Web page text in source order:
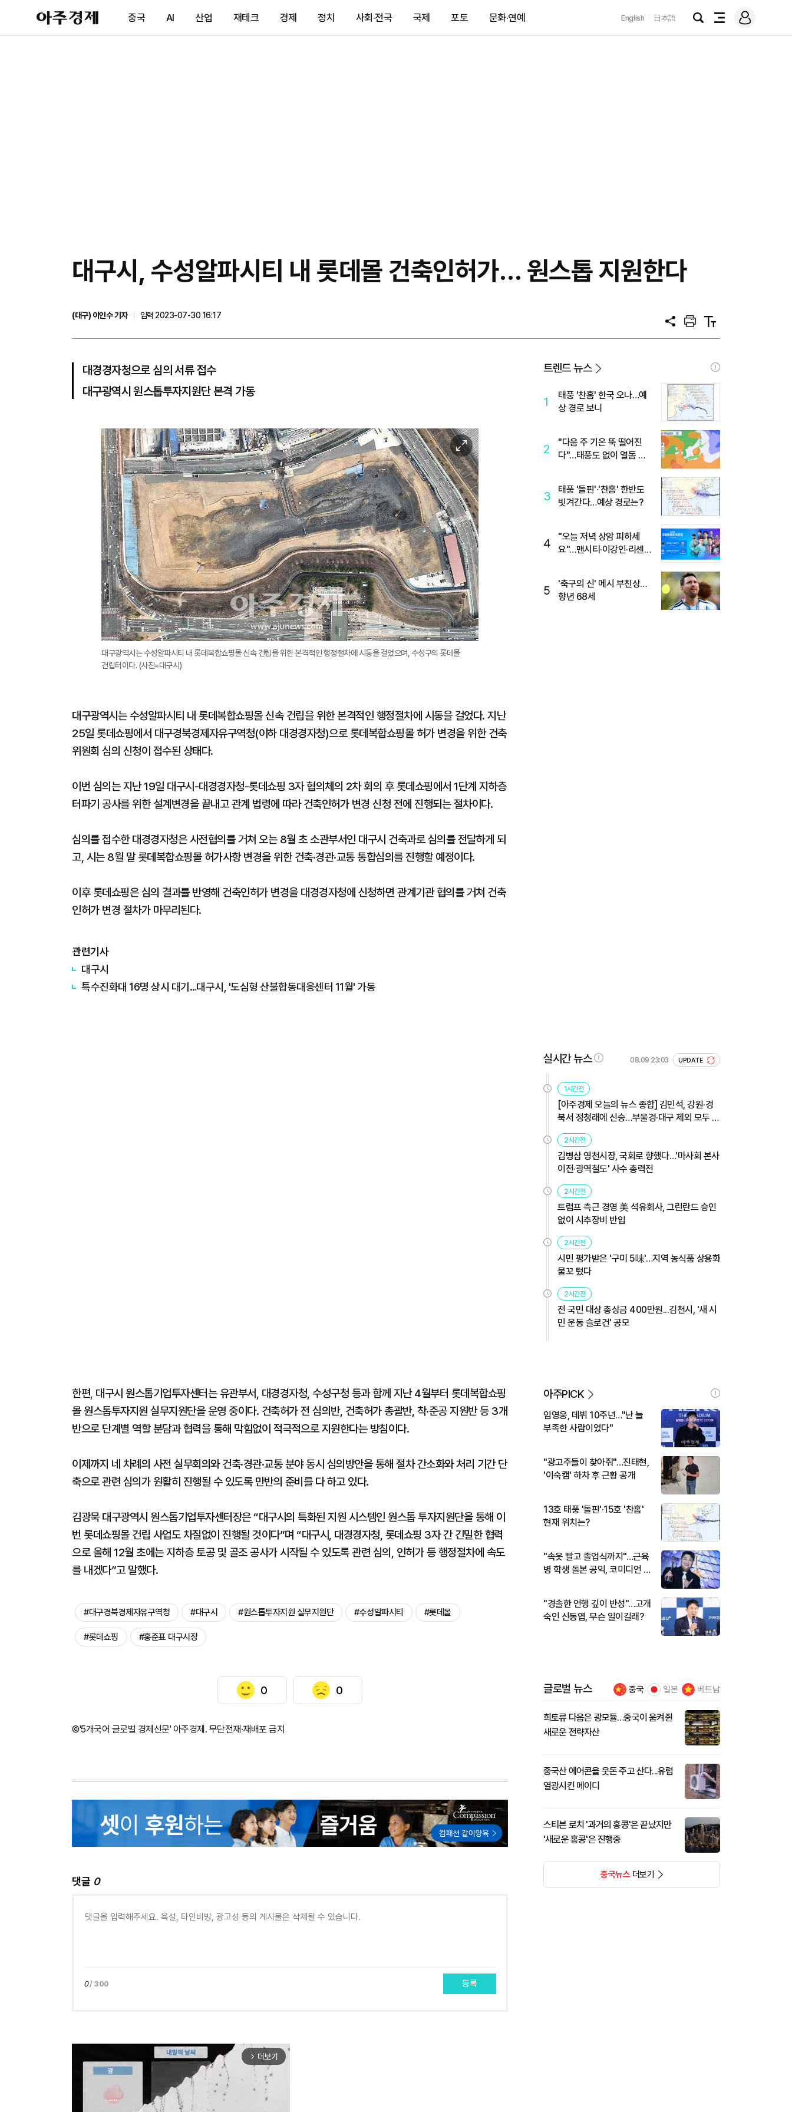
아
주
제
중국 AI 산업 재테크 경제 정치 사회·전국 국제 포토 문화·연예 English 日本語
검
전
메
그
대구시, 수성알파시티 내 롯데몰 건축인허가… 원스톱 지원한다
(대구) 이인수 기자
입력 2023-07-30 16:17
공
프
트
텍
트
대경경자청으로 심의 서류 접수
대구광역시 원스톱투자지원단 본격 가동
이
미
지
확
대
대구광역시는 수성알파시티 내 롯데복합쇼핑몰 신속 건립을 위한 본격적인 행정절차에 시동을 걸었으며, 수성구의 롯데몰
건립터이다. (사진=대구시)
대구광역시는 수성알파시티 내 롯데복합쇼핑몰 신속 건립을 위한 본격적인 행정절차에 시동을 걸었다. 지난
25일 롯데쇼핑에서 대구경북경제자유구역청(이하 대경경자청)으로 롯데복합쇼핑몰 허가 변경을 위한 건축
위원회 심의 신청이 접수된 상태다.
이번 심의는 지난 19일 대구시-대경경자청-롯데쇼핑 3자 협의체의 2차 회의 후 롯데쇼핑에서 1단계 지하층
터파기 공사를 위한 설계변경을 끝내고 관계 법령에 따라 건축인허가 변경 신청 전에 진행되는 절차이다.
심의를 접수한 대경경자청은 사전협의를 거쳐 오는 8월 초 소관부서인 대구시 건축과로 심의를 전달하게 되
고, 시는 8월 말 롯데복합쇼핑몰 허가사항 변경을 위한 건축·경관·교통 통합심의를 진행할 예정이다.
이후 롯데쇼핑은 심의 결과를 반영해 건축인허가 변경을 대경경자청에 신청하면 관계기관 협의를 거쳐 건축
인허가 변경 절차가 마무리된다.
관련기사
대구시
특수진화대 16명 상시 대기…대구시, '도심형 산불합동대응센터 11월' 가동
한편, 대구시 원스톱기업투자센터는 유관부서, 대경경자청, 수성구청 등과 함께 지난 4월부터 롯데복합쇼핑
몰 원스톱투자지원 실무지원단을 운영 중이다. 건축허가 전 심의반, 건축허가 총괄반, 착·준공 지원반 등 3개
반으로 단계별 역할 분담과 협력을 통해 막힘없이 적극적으로 지원한다는 방침이다.
이제까지 네 차례의 사전 실무회의와 건축·경관·교통 분야 동시 심의방안을 통해 절차 간소화와 처리 기간 단
축으로 관련 심의가 원활히 진행될 수 있도록 만반의 준비를 다 하고 있다.
김광묵 대구광역시 원스톱기업투자센터장은 “대구시의 특화된 지원 시스템인 원스톱 투자지원단을 통해 이
번 롯데쇼핑몰 건립 사업도 차질없이 진행될 것이다”며 “대구시, 대경경자청, 롯데쇼핑 3자 간 긴밀한 협력
으로 올해 12월 초에는 지하층 토공 및 골조 공사가 시작될 수 있도록 관련 심의, 인허가 등 행정절차에 속도
를 내겠다”고 말했다.
#대구경북경제자유구역청 #대구시 #원스톱투자지원 실무지원단 #수성알파시티 #롯데몰
#롯데쇼핑 #홍준표 대구시장
0 0
©'5개국어 글로벌 경제신문' 아주경제. 무단전재·재배포 금지
댓글 0
0/ 300 등록
arrow_forward_ios 더보기
트렌드 뉴스
1
태풍 '찬홈' 한국 오나…예
상 경로 보니
2
"다음 주 기온 뚝 떨어진
다"…태풍도 없이 열돔 박
3
태풍 '돌핀'·'찬홈' 한반도
빗겨간다…예상 경로는?
4
"오늘 저녁 상암 피하세
요"…맨시티·이강인·리센느
5
'축구의 신' 메시 부친상…
향년 68세
실시간 뉴스 08.09 23:03 UPDATE
1시간전
[아주경제 오늘의 뉴스 종합] 김민석, 강원·경
북서 정청래에 신승…부울경·대구 제외 모두 웃
었다 外
2시간전
김병삼 영천시장, 국회로 향했다…'마사회 본사
이전·광역철도' 사수 총력전
2시간전
트럼프 측근 경영 美 석유회사, 그린란드 승인
없이 시추장비 반입
2시간전
시민 평가받은 '구미 5味'…지역 농식품 상용화
물꼬 텄다
2시간전
전 국민 대상 총상금 400만원...김천시, '새 시
민 운동 슬로건' 공모
아주PICK
임영웅, 데뷔 10주년…"난 늘
부족한 사람이었다"
"광고주들이 찾아줘"…진태현,
'이숙캠' 하차 후 근황 공개
13호 태풍 '돌핀'·15호 '찬홈'
현재 위치는?
"속옷 빨고 졸업식까지"…근육
병 학생 돌본 공익, 코미디언 김
"경솔한 언행 깊이 반성"…고개
숙인 신동엽, 무슨 일이길래?
글로벌 뉴스 중국 일본 베트남
희토류 다음은 광모듈…중국이 움켜쥔
새로운 전략자산
중국산 에어콘을 웃돈 주고 산다...유럽
열광시킨 메이디
스티븐 로치 '과거의 홍콩'은 끝났지만
'새로운 홍콩'은 진행중
중국뉴스더보기